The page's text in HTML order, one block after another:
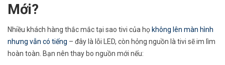
Mới?
Nhiều khách hàng thắc mắc tại sao tivi của họ không lên màn hình
nhưng vẫn có tiếng – đây là lỗi LED, còn hỏng nguồn là tivi sẽ im lìm
hoàn toàn. Bạn nên thay bo nguồn mới nếu: